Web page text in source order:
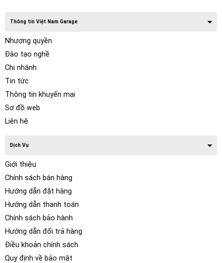
Thông tin Việt Nam Garage
Nhượng quyền
Đào tạo nghề
Chi nhánh
Tin tức
Thông tin khuyến mại
Sơ đồ web
Liên hệ
Dịch Vụ
Giới thiệu
Chính sách bán hàng
Hướng dẫn đặt hàng
Hướng dẫn thanh toán
Chính sách bảo hành
Hướng dẫn đổi trả hàng
Điều khoản chính sách
Quy định về bảo mật